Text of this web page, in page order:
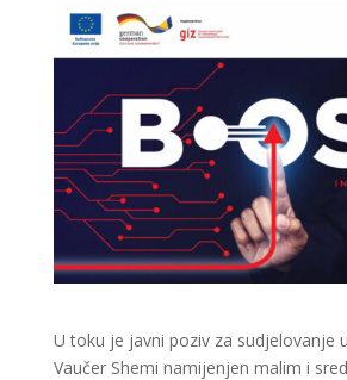
U toku je javni poziv za sudjelovanje
Vaučer Shemi namijenjen malim i